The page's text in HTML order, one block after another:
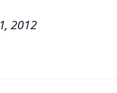
2012